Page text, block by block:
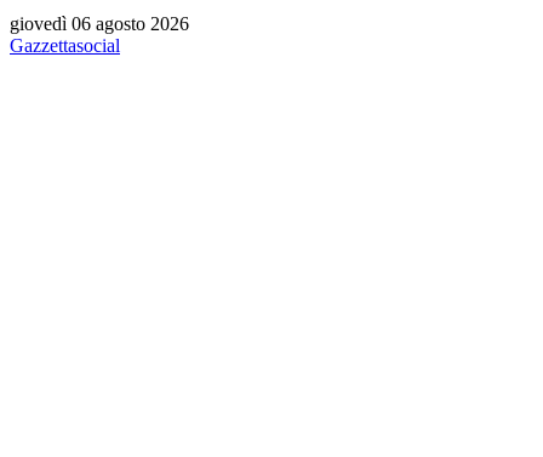
giovedì 06 agosto 2026
Gazzettasocial